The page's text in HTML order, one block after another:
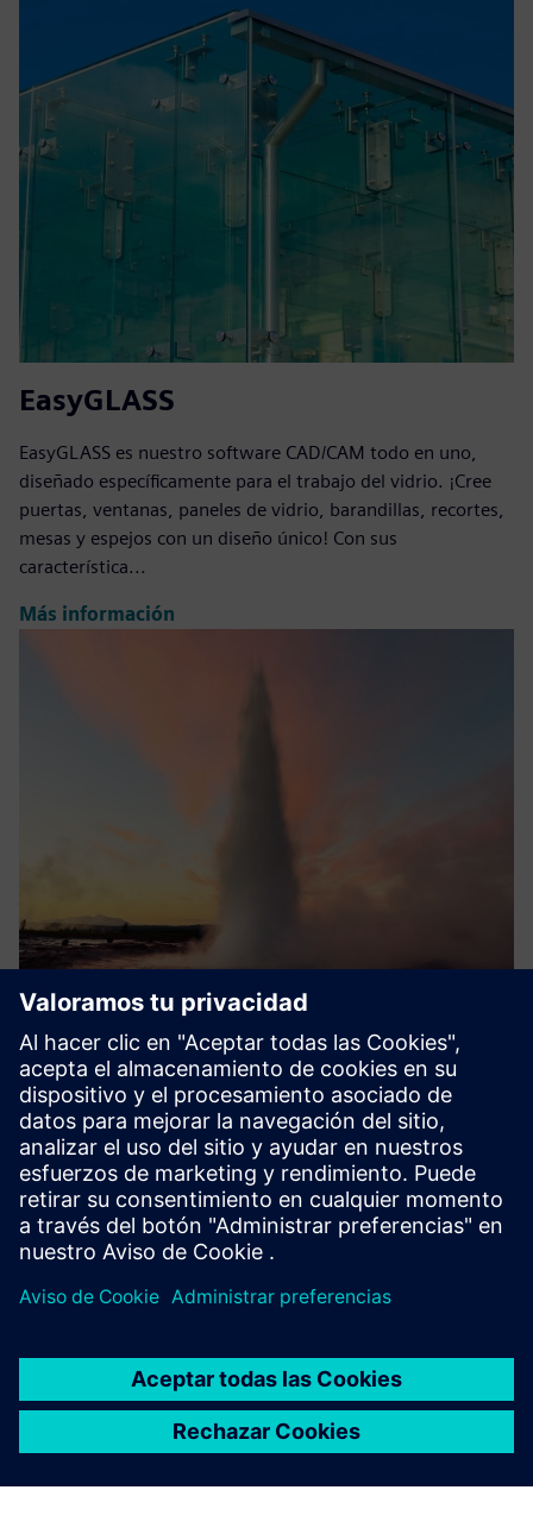
EasyGLASS
EasyGLASS es nuestro software CAD/CAM todo en uno,
diseñado específicamente para el trabajo del vidrio. ¡Cree
puertas, ventanas, paneles de vidrio, barandillas, recortes,
mesas y espejos con un diseño único! Con sus
característica...
Más información
EasyJET
EasyJET es el software CAD/CAM que aprovecha la avanzada
tecnología de chorro de agua para optimizar la producción.
Con una interfaz personalizable, el software EasyJET es fácil
de usar, incluso para principiantes.
Más información